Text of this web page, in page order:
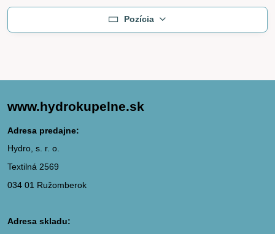
Pozícia
www.hydrokupelne.sk
Adresa predajne:
Hydro, s. r. o.
Textilná 2569
034 01 Ružomberok
Adresa skladu: